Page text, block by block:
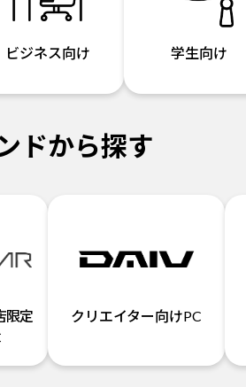
ビジネス向け 学生向け
ドから探す
限定
クリエイター向けPC